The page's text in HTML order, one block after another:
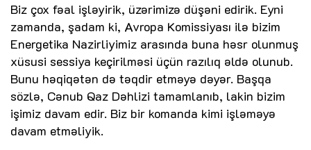
Biz çox fəal işləyirik, üzərimizə düşəni edirik. Eyni
zamanda, şadam ki, Avropa Komissiyası ilə bizim
Energetika Nazirliyimiz arasında buna həsr olunmuş
xüsusi sessiya keçirilməsi üçün razılıq əldə olunub.
Bunu həqiqətən də təqdir etməyə dəyər. Başqa
sözlə, Cənub Qaz Dəhlizi tamamlanıb, lakin bizim
işimiz davam edir. Biz bir komanda kimi işləməyə
davam etməliyik.